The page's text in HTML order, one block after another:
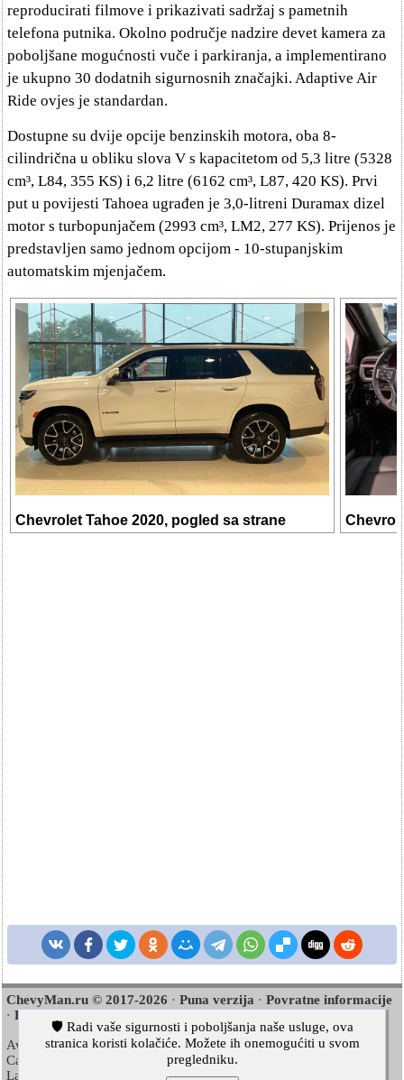
reproducirati filmove i prikazivati sadržaj s pametnih
telefona putnika. Okolno područje nadzire devet kamera za
poboljšane mogućnosti vuče i parkiranja, a implementirano
je ukupno 30 dodatnih sigurnosnih značajki. Adaptive Air
Ride ovjes je standardan.
Dostupne su dvije opcije benzinskih motora, oba 8-
cilindrična u obliku slova V s kapacitetom od 5,3 litre (5328
cm³, L84, 355 KS) i 6,2 litre (6162 cm³, L87, 420 KS). Prvi
put u povijesti Tahoea ugrađen je 3,0-litreni Duramax dizel
motor s turbopunjačem (2993 cm³, LM2, 277 KS). Prijenos je
predstavljen samo jednom opcijom - 10-stupanjskim
automatskim mjenjačem.
Chevrolet Tahoe 2020, pogled sa strane
ChevyMan.ru © 2017-2026 · Puna verzija · Povratne informacije
· Pretraživanje stranice
Aveo 2003-2008·Aveo2006-2011·Aveo2012-2018·
Captiva 2008-2016·Lacetti
Lanos 2002-2016·Tahoe
🛡️ Radi vaše sigurnosti i poboljšanja naše usluge, ova
stranica koristi kolačiće. Možete ih onemogućiti u svom
pregledniku.